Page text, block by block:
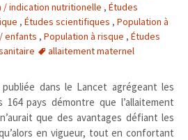
indication nutritionelle , Études
, Études scientifiques , Population à
enfants , Population à risque , Études
allaitement maternel
dans le Lancet agrégeant les
164 pays démontre que l’allaitement
que des avantages défiant les
en vigueur, tout en confortant